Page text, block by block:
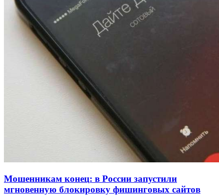
18:39
В Красноармейском районе Волгограда стартует
конкурс на ремонт моста через Волго‑Донской
судоходный канал
Фестиваль #ТриЧетыре в Волгограде пройдёт
11–13 сентября в рамках Года единства народов
Мошенникам конец: в России запустили
мгновенную блокировку фишинговых сайтов